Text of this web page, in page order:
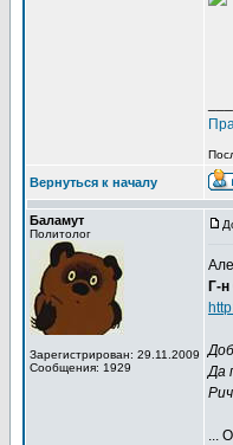
Вернуться к началу
Баламут
Политолог
Зарегистрирован: 29.11.2009
Сообщения: 1929
Г-
Да
...